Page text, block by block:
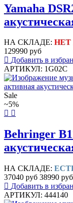
Yamaha
НА СКЛАДЕ: НЕТ
129990 руб
Добавить в
АРТИКУЛ: 1G02C
Sale
~5%
Behringer
НА СКЛАДЕ:
37040 руб 38990 руб
Добавить в
АРТИКУЛ: 444140